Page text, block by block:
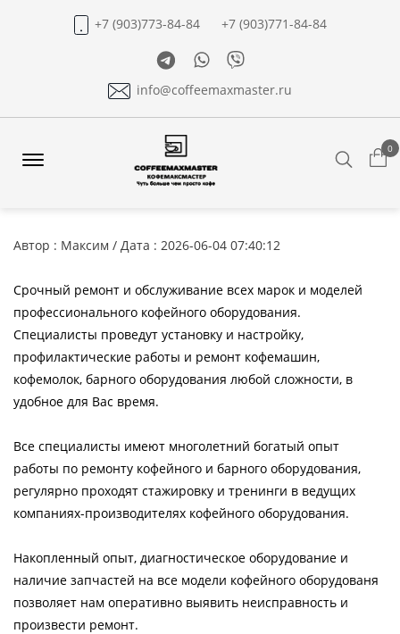
+7 (903)773-84-84
+7 (903)771-84-84
TelegramWhatsapp
Viber
info@coffeemaxmaster.ru
0
Автор : Максим / Дата : 2026-06-04 07:40:12
Срочный ремонт и обслуживание всех марок и моделей
профессионального кофейного оборудования.
Специалисты проведут установку и настройку,
профилактические работы и ремонт кофемашин,
кофемолок, барного оборудования любой сложности, в
удобное для Вас время.
Все специалисты имеют многолетний богатый опыт
работы по ремонту кофейного и барного оборудования,
регулярно проходят стажировку и тренинги в ведущих
компаниях-производителях кофейного оборудования.
Накопленный опыт, диагностическое оборудование и
наличие запчастей на все модели кофейного оборудованя
позволяет нам оперативно выявить неисправность и
произвести ремонт.